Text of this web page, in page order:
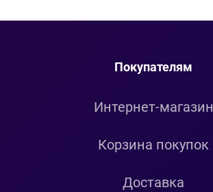
Покупателям
Интернет-магазин
Корзина покупок
Доставка